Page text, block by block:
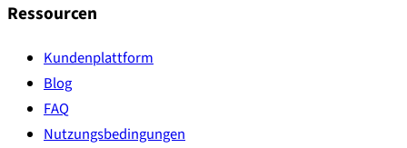
Ressourcen
Kundenplattform
Blog
FAQ
Nutzungsbedingungen